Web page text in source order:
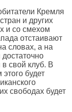
Кремля
и других
и со смехом
отстаивают
словах, а на
свой клуб. В
будет
свободах будет